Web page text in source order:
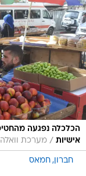
הכלכלה נפגעה
אישיות / מערכת וואלה,
חברון חמאס